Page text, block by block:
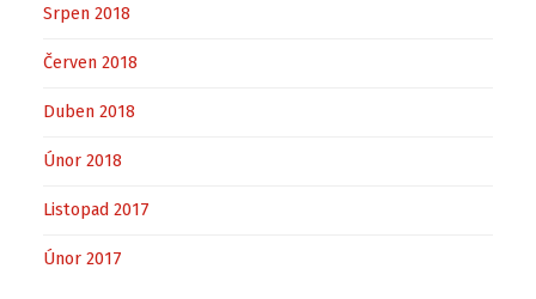
Srpen 2018
Červen 2018
Duben 2018
Únor 2018
Listopad 2017
Únor 2017